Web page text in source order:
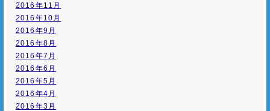
2016年11月
2016年10月
2016年9月
2016年8月
2016年7月
2016年6月
2016年5月
2016年4月
2016年3月